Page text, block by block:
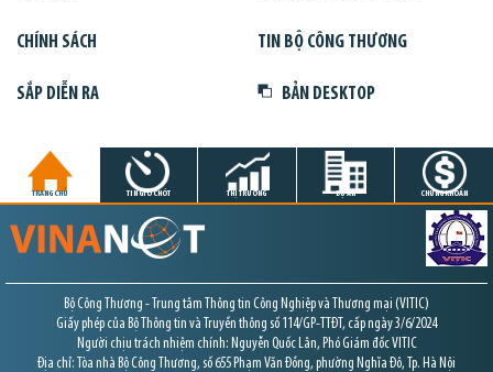
CHÍNH SÁCH TIN BỘ CÔNG THƯƠNG
SẮP DIỄN RA BẢN DESKTOP
TRANG CHỦ TIN GIỜ CHÓT THỊ TRƯỜNG DỰ ÁN CHỨNG KHOÁN
Bộ Công Thương - Trung tâm Thông tin Công Nghiệp và Thương mại (VITIC)
Giấy phép của Bộ Thông tin và Truyền thông số 114/GP-TTĐT, cấp ngày 3/6/2024
Người chịu trách nhiệm chính: Nguyễn Quốc Lân, Phó Giám đốc VITIC
Địa chỉ: Tòa nhà Bộ Công Thương, số 655 Phạm Văn Đồng, phường Nghĩa Đô, Tp. Hà Nội